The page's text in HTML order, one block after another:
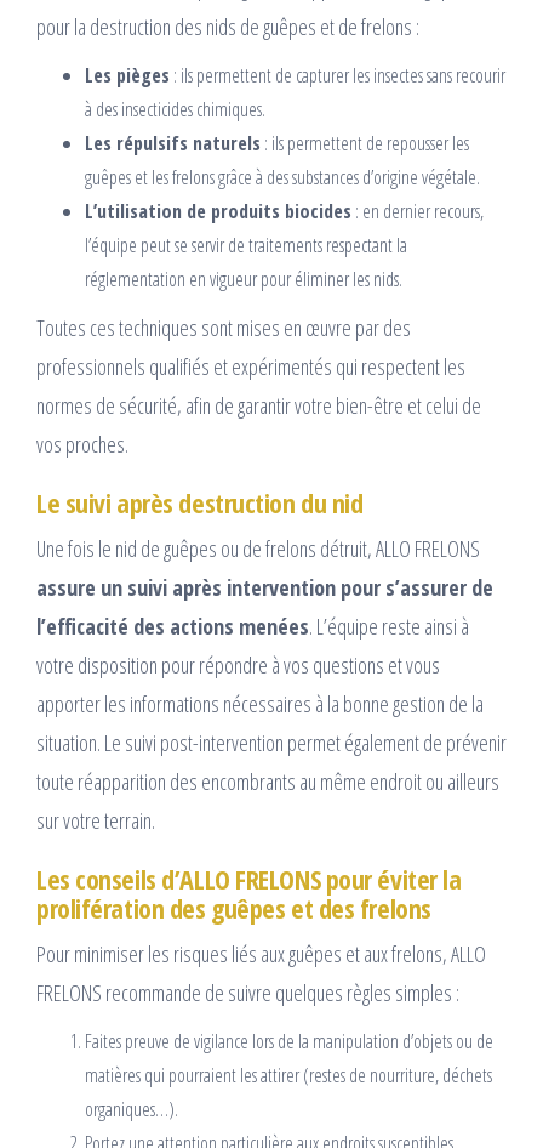
pour la destruction des nids de guêpes et de frelons :
Les pièges : ils permettent de capturer les insectes sans recourir
à des insecticides chimiques.
Les répulsifs naturels : ils permettent de repousser les
guêpes et les frelons grâce à des substances d’origine végétale.
L’utilisation de produits biocides : en dernier recours,
l’équipe peut se servir de traitements respectant la
réglementation en vigueur pour éliminer les nids.
Toutes ces techniques sont mises en œuvre par des
professionnels qualifiés et expérimentés qui respectent les
normes de sécurité, afin de garantir votre bien-être et celui de
vos proches.
Le suivi après destruction du nid
Une fois le nid de guêpes ou de frelons détruit, ALLO FRELONS
assure un suivi après intervention pour s’assurer de
l’efficacité des actions menées. L’équipe reste ainsi à
votre disposition pour répondre à vos questions et vous
apporter les informations nécessaires à la bonne gestion de la
situation. Le suivi post-intervention permet également de prévenir
toute réapparition des encombrants au même endroit ou ailleurs
sur votre terrain.
Les conseils d’ALLO FRELONS pour éviter la
prolifération des guêpes et des frelons
Pour minimiser les risques liés aux guêpes et aux frelons, ALLO
FRELONS recommande de suivre quelques règles simples :
Faites preuve de vigilance lors de la manipulation d’objets ou de
matières qui pourraient les attirer (restes de nourriture, déchets
organiques…).